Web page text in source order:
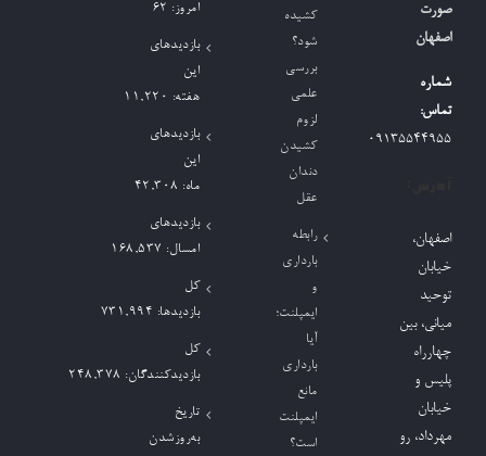
صورت
اصفهان
شماره
تماس:
09135544955
اصفهان،
خیابان
توحید
میانی، بین
چهارراه
پلیس و
خیابان
مهرداد، رو
کشیده
شود؟
بررسی
علمی
لزوم
کشیدن
دندان
عقل
رابطه
بارداری
و
ایمپلنت؛
آیا
بارداری
مانع
ایمپلنت
است؟
امروز: 62
بازدیدهای
این
هفته: 11,220
بازدیدهای
این
ماه: 42,308
بازدیدهای
امسال: 168,537
کل
بازدیدها: 731,994
کل
بازدیدکنند‌گان: 248,378
تاریخ
به‌روزشدن